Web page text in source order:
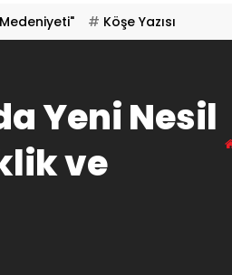
Köşe Yazısı
Yeni Nesil
ve